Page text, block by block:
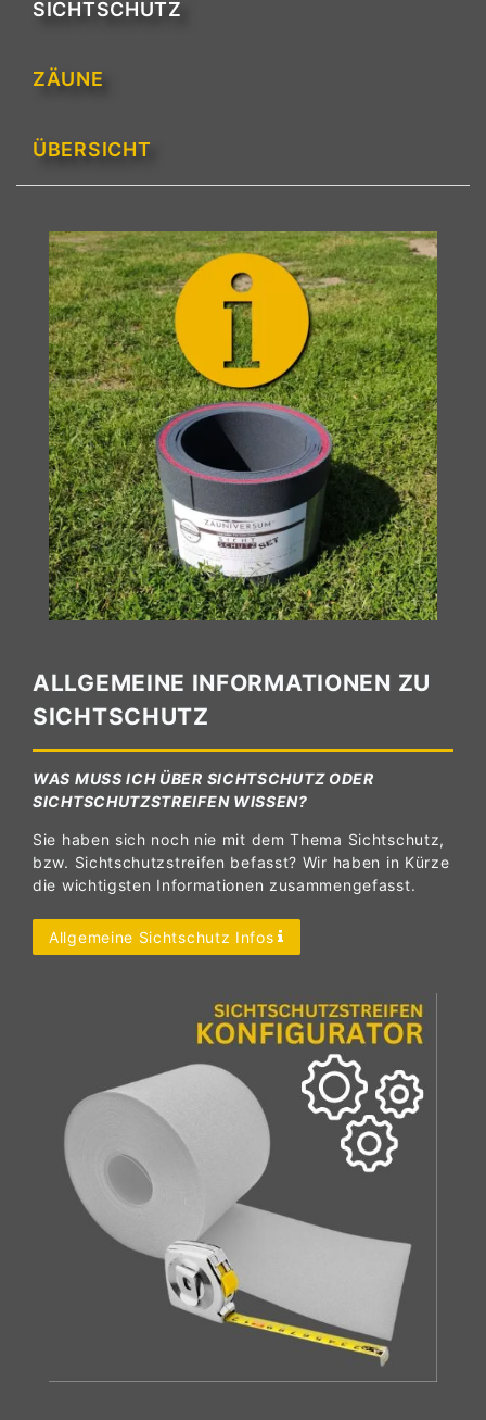
SICHTSCHUTZ
ZÄUNE
ÜBERSICHT
ALLGEMEINE INFORMATIONEN ZU
SICHTSCHUTZ
WAS MUSS ICH ÜBER SICHTSCHUTZ ODER
SICHTSCHUTZSTREIFEN WISSEN?
Sie haben sich noch nie mit dem Thema Sichtschutz,
bzw. Sichtschutzstreifen befasst? Wir haben in Kürze
die wichtigsten Informationen zusammengefasst.
Allgemeine Sichtschutz Infos